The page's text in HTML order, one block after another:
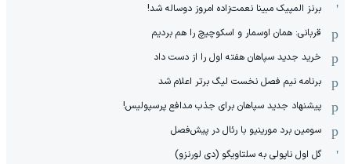
برنز المپیک مبینا نعمت‌زاده امروز دوساله شد!
قربانی: همان اوسمار و اسکوچیچ را هم بردیم
خرید جدید سپاهان هفته اول را از دست داد
برنامه نیم فصل نخست لیگ برتر اعلام شد
پیشنهاد جدید سپاهان برای جذب مدافع پرسپولیس!
سومین برد مورینیو با رئال در پیش‌فصل
گل اول ناپولی به سلتاویگو (دی لورنزو)